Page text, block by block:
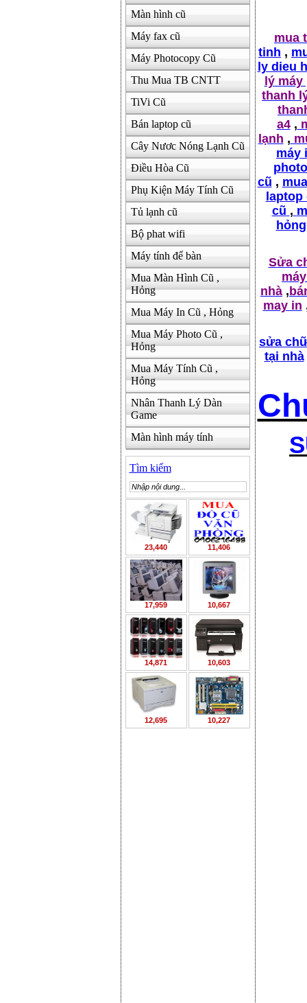
Màn hình cũ
Máy fax cũ
Máy Photocopy Cũ
Thu Mua TB CNTT
TiVi Cũ
Bán laptop cũ
Cây Nươc Nóng Lạnh Cũ
Điều Hòa Cũ
Phụ Kiện Máy Tính Cũ
Tủ lạnh cũ
Bộ phat wifi
Máy tính để bàn
Mua Màn Hình Cũ ,
Hỏng
Mua Máy In Cũ , Hỏng
Mua Máy Photo Cũ ,
Hỏng
Mua Máy Tính Cũ ,
Hỏng
Nhân Thanh Lý Dàn
Game
Màn hình máy tính
Tìm kiếm
23,440 11,406
17,959 10,667
14,871 10,603
12,695 10,227
mua
tinh ,
ly dieu
lý
thanh
a4,
lạnh ,
máy
cũ ,
laptop
cũ ,
hỏng
Sửa
nhà ,
may in
sửa
tại nhà